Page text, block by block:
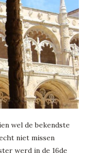
wel de bekendste
niet missen
werd in de 16de